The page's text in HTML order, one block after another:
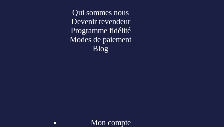
Qui sommes nous
Devenir revendeur
Programme fidélité
Modes de paiement
Blog
Mon compte